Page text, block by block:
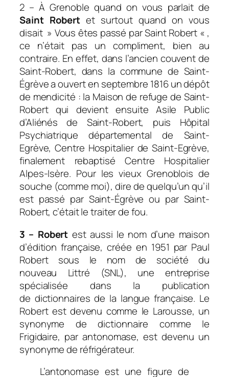
2 – À Grenoble quand on vous parlait de
Saint Robertet surtout quand on vous
disait » Vous êtes passé par Saint Robert « ,
ce n’était pas un compliment, bien au
contraire. En effet, dans l’ancien couvent de
Saint-Robert, dans la commune de Saint-
Égrève a ouvert en septembre 1816 un dépôt
de mendicité : la Maison de refuge de Saint-
Robert qui devient ensuite Asile Public
d’Aliénés de Saint-Robert, puis Hôpital
Psychiatrique départemental de Saint-
Egrève, Centre Hospitalier de Saint-Egrève,
finalement rebaptisé Centre Hospitalier
Alpes-Isère. Pour les vieux Grenoblois de
souche (comme moi), dire de quelqu’un qu’il
est passé par Saint-Égrève ou par Saint-
Robert, c’était le traiter de fou.
3 – Robert est aussi le nom d’une maison
d’édition française, créée en 1951 par Paul
Robert sous le nom de société du
nouveau Littré (SNL), une entreprise
spécialisée dans la publication
de dictionnaires de la langue française. Le
Robert est devenu comme le Larousse, un
synonyme de dictionnaire comme le
Frigidaire, par antonomase, est devenu un
synonyme de réfrigérateur.
L’antonomase est une figure de